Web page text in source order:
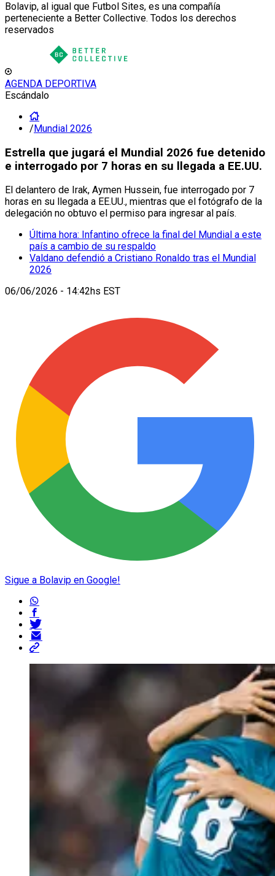
Bolavip, al igual que Futbol Sites, es una compañía
perteneciente a Better Collective. Todos los derechos
reservados
AGENDA DEPORTIVA
Escándalo
/Mundial 2026
Estrella que jugará el Mundial 2026 fue detenido
e interrogado por 7 horas en su llegada a EE.UU.
El delantero de Irak, Aymen Hussein, fue interrogado por 7
horas en su llegada a EE.UU., mientras que el fotógrafo de la
delegación no obtuvo el permiso para ingresar al país.
Última hora: Infantino ofrece la final del Mundial a este
país a cambio de su respaldo
Valdano defendió a Cristiano Ronaldo tras el Mundial
2026
06/06/2026 - 14:42hs EST
Sigue a Bolavip en Google!